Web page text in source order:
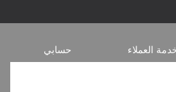
العملاء حسابي